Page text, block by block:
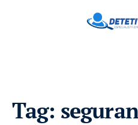
Tag: